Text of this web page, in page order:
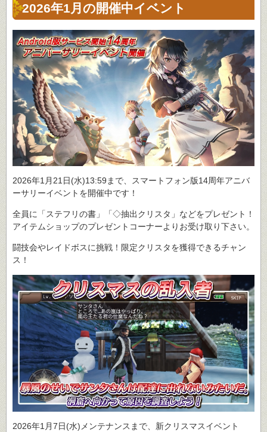
2026年1月の開催中イベント
2026年1月21日(水)13:59まで、スマートフォン版14周年アニバ
ーサリーイベントを開催中です！
全員に「ステフリの書」「◇抽出クリスタ」などをプレゼント！
アイテムショップのプレゼントコーナーよりお受け取り下さい。
闘技会やレイドボスに挑戦！限定クリスタを獲得できるチャン
ス！
2026年1月7日(水)メンテナンスまで、新クリスマスイベント